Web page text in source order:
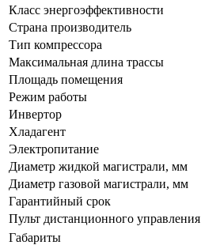
Класс энергоэффективности
Страна производитель
Тип компрессора
Максимальная длина трассы
Площадь помещения
Режим работы
Инвертор
Хладагент
Электропитание
Диаметр жидкой магистрали, мм
Диаметр газовой магистрали, мм
Гарантийный срок
Пульт дистанционного управления
Габариты